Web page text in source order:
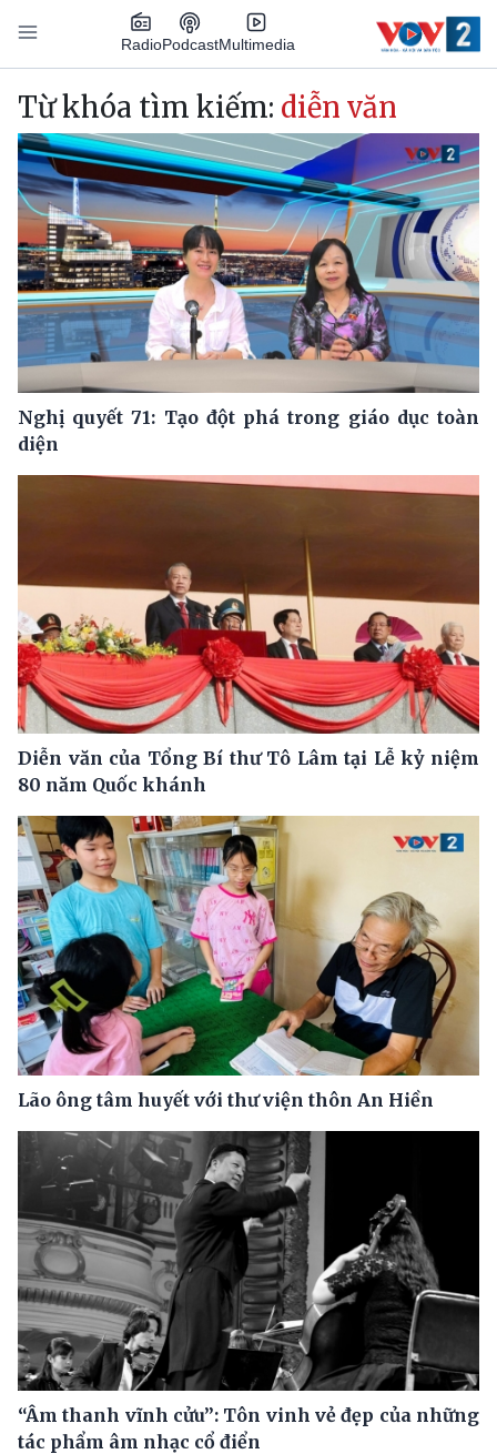
Nhảy đến nội dung
RadioPodcastMultimedia
Main navigation
Từ khóa tìm kiếm: diễn văn
Nghị quyết 71: Tạo đột phá trong giáo dục toàn
diện
Diễn văn của Tổng Bí thư Tô Lâm tại Lễ kỷ niệm
80 năm Quốc khánh
Lão ông tâm huyết với thư viện thôn An Hiền
“Âm thanh vĩnh cửu”: Tôn vinh vẻ đẹp của những
tác phẩm âm nhạc cổ điển